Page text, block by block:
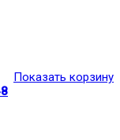
Показать корзину